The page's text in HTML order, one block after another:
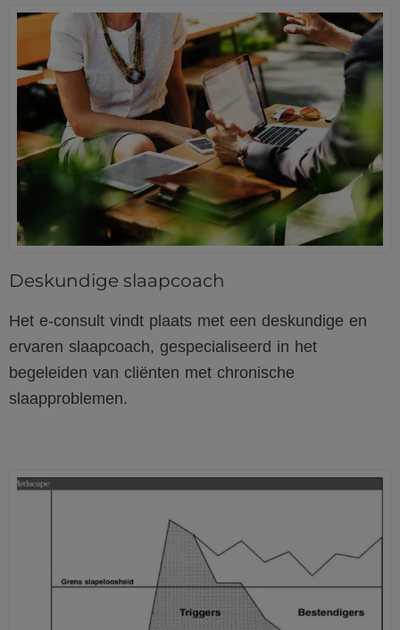
Deskundige slaapcoach
Het e-consult vindt plaats met een deskundige en
ervaren slaapcoach, gespecialiseerd in het
begeleiden van cliënten met chronische
slaapproblemen.